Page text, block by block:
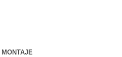
MONTAJE